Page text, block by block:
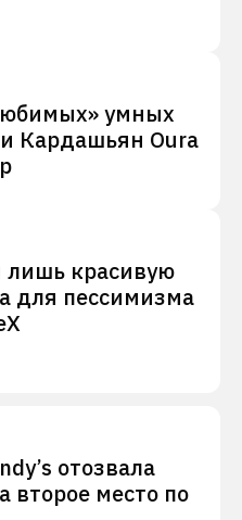
умных
Кардашьян Oura
красивую
для пессимизма
отозвала
второе место по